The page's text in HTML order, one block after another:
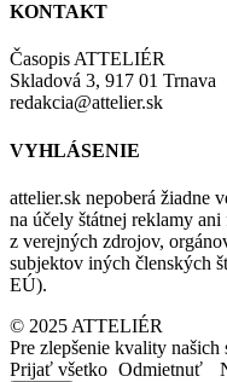
KONTAKT
Časopis ATTELIÉR
Skladová 3, 917 01 Trnava
redakcia@attelier.sk
VYHLÁSENIE
attelier.sk nepoberá žiadne
na účely štátnej reklamy
z verejných zdrojov,
subjektov iných členských
EÚ).
© 2025 ATTELIÉR
Pre zlepšenie kvality
Prijať všetko Odmietnuť